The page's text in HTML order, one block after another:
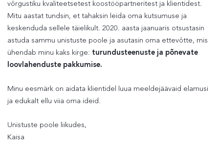
võrgustiku kvaliteetsetest koostööpartneritest ja klientidest.
Mitu aastat tundsin, et tahaksin leida oma kutsumuse ja
keskenduda sellele täielikult. 2020. aasta jaanuaris otsustasin
astuda sammu unistuste poole ja asutasin oma ettevõtte, mis
ühendab minu kaks kirge: turundusteenuste ja põnevate
loovlahenduste pakkumise.
Minu eesmärk on aidata klientidel luua meeldejäävaid elamusi
ja edukalt ellu viia oma ideid.
Unistuste poole liikudes,
Kaisa